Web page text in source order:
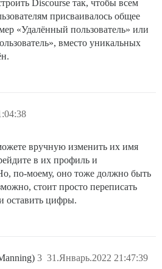
Discourse так, чтобы всем
присваивалось общее
«Удалённый пользователь» или
вместо уникальных
вручную изменить их имя
в их профиль и
по-моему, оно тоже должно быть
стоит просто переписать
оставить цифры.
31.Январь.2022 21:47:39
3